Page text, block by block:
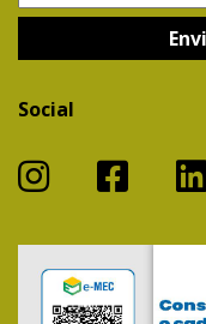
Social